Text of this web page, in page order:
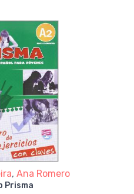
,Ana Romero
Prisma